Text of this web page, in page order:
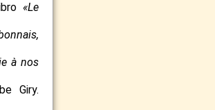
«Le
à nos
Giry.